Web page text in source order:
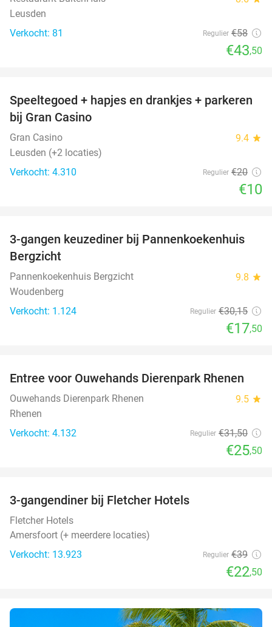
Leusden
Verkocht: 81
Regulier €58
€43,50
50%
Speeltegoed + hapjes en drankjes + parkeren
bij Gran Casino
Gran Casino 9.4 star
Leusden (+2 locaties)
Verkocht: 4.310
Regulier €20
€10
42%
3-gangen keuzediner bij Pannenkoekenhuis
Bergzicht
Pannenkoekenhuis Bergzicht 9.8 star
Woudenberg
Verkocht: 1.124
Regulier €30,15
€17,50
19%
Entree voor Ouwehands Dierenpark Rhenen
Ouwehands Dierenpark Rhenen 9.5 star
Rhenen
Verkocht: 4.132
Regulier €31,50
€25,50
3-gangendiner bij Fletcher Hotels
Fletcher Hotels
Amersfoort (+ meerdere locaties)
Verkocht: 13.923
Regulier €39
€22,50